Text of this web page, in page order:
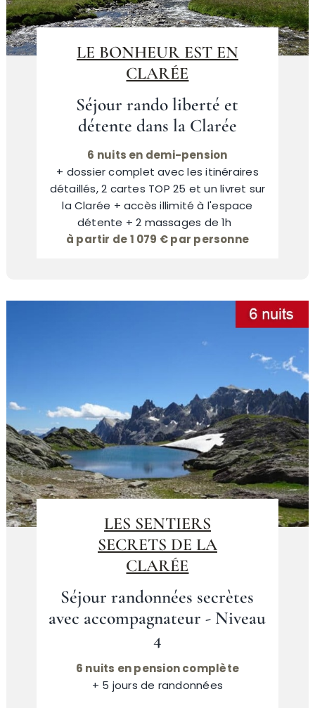
LE BONHEUR EST EN
CLARÉE
Séjour rando liberté et
détente dans la Clarée
6 nuits en demi-pension
+ dossier complet avec les itinéraires
détaillés, 2 cartes TOP 25 et un livret sur
la Clarée + accès illimité à l'espace
détente + 2 massages de 1h
à partir de 1 079 € par personne
LES SENTIERS
SECRETS DE LA
CLARÉE
Séjour randonnées secrètes
avec accompagnateur - Niveau
4
6 nuits en pension complète
+ 5 jours de randonnées